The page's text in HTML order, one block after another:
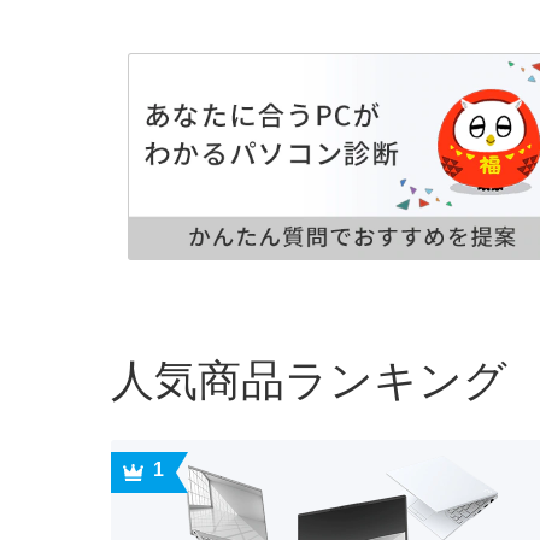
人気商品ランキング
1